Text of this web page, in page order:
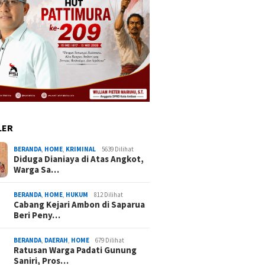
BERANDA HOME KRIMINAL 5639 Dilihat
Diduga Dianiaya di Atas Angkot,
Warga Sa…
BERANDA HOME HUKUM 812 Dilihat
Cabang Kejari Ambon di Saparua
Beri Peny…
BERANDA DAERAH HOME 679 Dilihat
Ratusan Warga Padati Gunung
Saniri, Pros…